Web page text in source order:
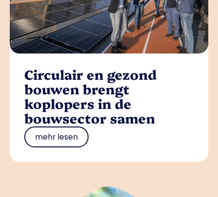
Circulair en gezond
bouwen brengt
koplopers in de
bouwsector samen
mehr lesen